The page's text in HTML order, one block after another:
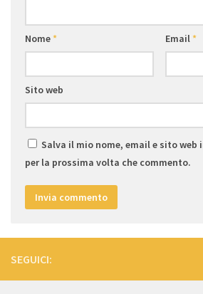
Nome* Email*
Sito web
Salva il mio nome, email e sito web
per la prossima volta che commento.
SEGUICI: